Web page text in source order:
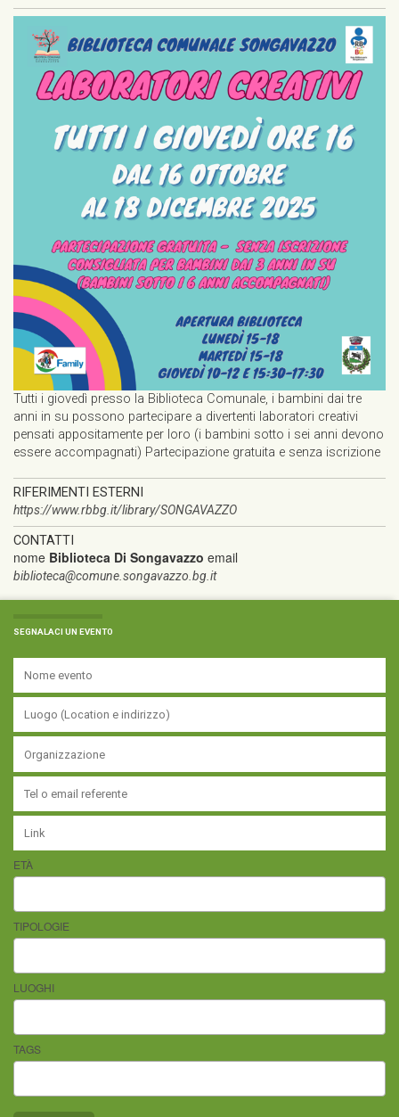
Tutti i giovedì presso la Biblioteca Comunale, i bambini dai tre
anni in su possono partecipare a divertenti laboratori creativi
pensati appositamente per loro (i bambini sotto i sei anni devono
essere accompagnati) Partecipazione gratuita e senza iscrizione
RIFERIMENTI ESTERNI
https://www.rbbg.it/library/SONGAVAZZO
CONTATTI
nome Biblioteca Di Songavazzo email
biblioteca@comune.songavazzo.bg.it
SEGNALACI UN EVENTO
ETÀ
TIPOLOGIE
LUOGHI
TAGS